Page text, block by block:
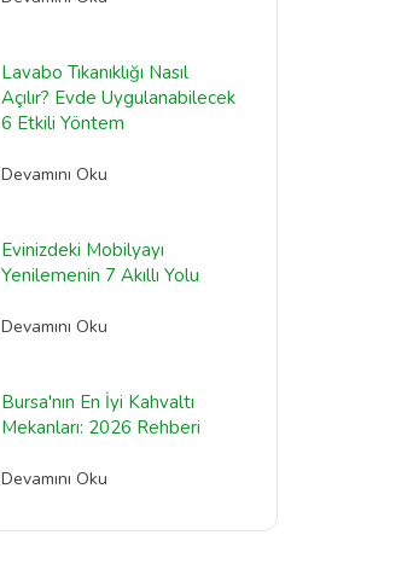
Lavabo Tıkanıklığı Nasıl
Açılır? Evde Uygulanabilecek
6 Etkili Yöntem
Devamını Oku
Evinizdeki Mobilyayı
Yenilemenin 7 Akıllı Yolu
Devamını Oku
Bursa'nın En İyi Kahvaltı
Mekanları: 2026 Rehberi
Devamını Oku